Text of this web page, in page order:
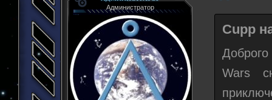
Администратор
Cupp
Wars